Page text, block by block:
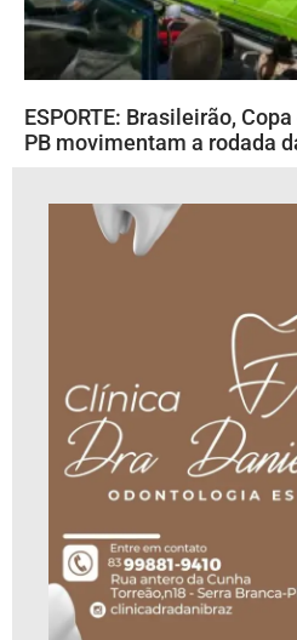
ESPORTE: Brasileirão,
PB movimentam a rodada